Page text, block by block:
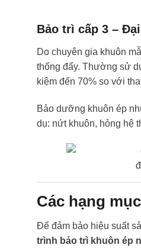
Bảo trì cấp 3 –
Do chuyên gia khuôn
thống đẩy. Thường sử
kiệm đến 70% so với
Bảo dưỡng khuôn ép
dụ: nứt khuôn, hỏng hệ
Các hạng
Để đảm bảo hiệu suất
trình bảo trì khuôn ép